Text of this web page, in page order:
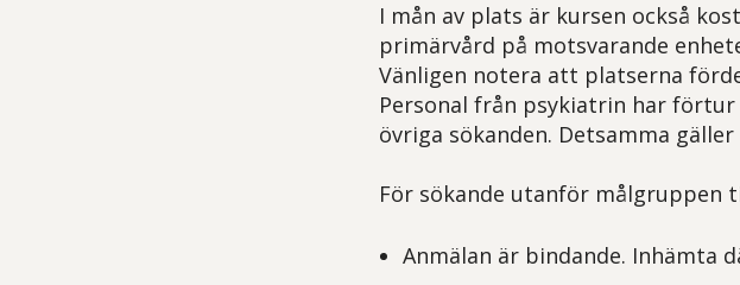
I mån av plats är kursen också
primärvård på motsvarande
Vänligen notera att platserna
Personal från psykiatrin har
övriga sökanden. Detsamma
För sökande utanför målgruppen
Anmälan är bindande. Inhämta